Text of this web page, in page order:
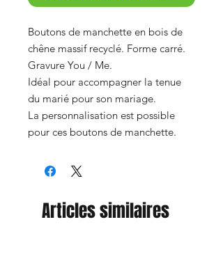
Boutons de manchette en bois de
chêne massif recyclé. Forme carré.
Gravure You / Me.
Idéal pour accompagner la tenue
du marié pour son mariage.
La personnalisation est possible
pour ces boutons de manchette.
Articles similaires